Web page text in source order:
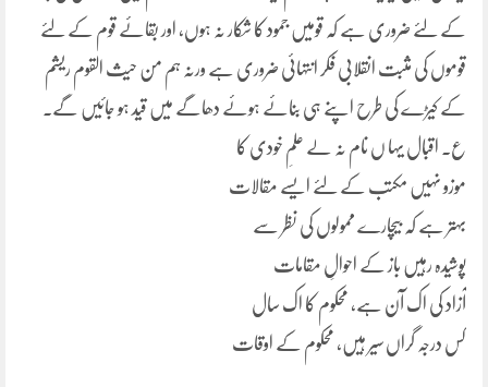
کے لئے ضروری ہے کہ قومیں جمود کا شکار نہ ہوں، اور بقائے قوم کے لئے
قوموں کی مثبت انقلابی فکر انتہائی ضروری ہے ورنہ ہم من حیث القوم ریشم
کے کیڑے کی طرح اپنے ہی بنائے ہوئے دھاگے میں قید ہو جائیں گے۔
ع۔ اقبال یہا ں نام نہ لے علمِ خودی کا
موزو نہیں مکتب کے لئے ایسے مقالات
بہتر ہے کہ بیچارے ممولوں کی نظر سے
پوشیدہ رہیں باز کے احوالِ مقامات
آزاد کی اک آن ہے، محکوم کا اک سال
کس درجہ گراں سیر ہیں، محکوم کے اوقات